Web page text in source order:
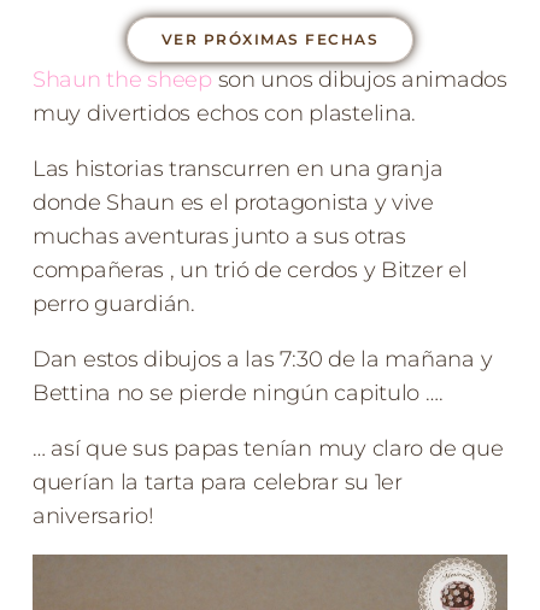
VER PRÓXIMAS FECHAS
Shaun the sheepson unos dibujos animados
muy divertidos echos con plastelina.
Las historias transcurren en una granja
donde Shaun es el protagonista y vive
muchas aventuras junto a sus otras
compañeras , un trió de cerdos y Bitzer el
perro guardián.
Dan estos dibujos a las 7:30 de la mañana y
Bettina no se pierde ningún capitulo ….
… así que sus papas tenían muy claro de que
querían la tarta para celebrar su 1er
aniversario!